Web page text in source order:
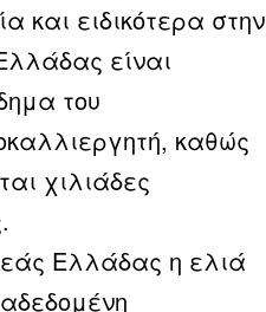
και ειδικότερα στην
είναι
του
καθώς
χιλιάδες
Ελλάδας η ελιά